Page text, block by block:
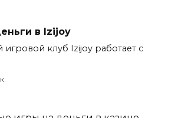
в Izijoy
игровой клуб Izijoy работает с